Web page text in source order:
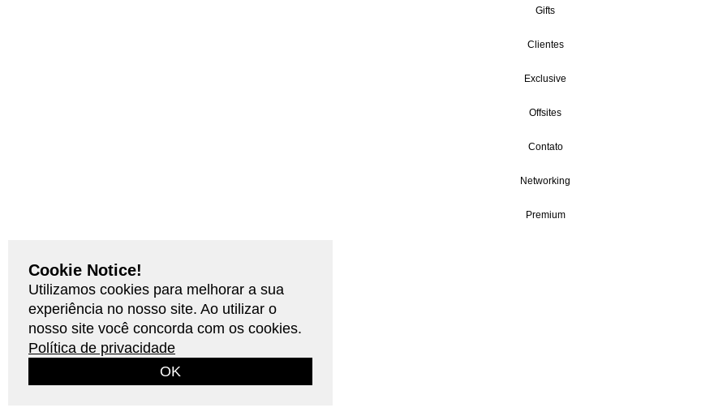
Cookie Notice!
Utilizamos cookies para melhorar a sua
experiência no nosso site. Ao utilizar o
nosso site você concorda com os cookies.
Política de privacidade
OK
Gifts
Clientes
Exclusive
Offsites
Contato
Networking
Premium